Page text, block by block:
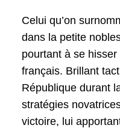
Celui qu’on
dans la petite
pourtant à se hisser
français. Brillant
République durant
stratégies
victoire, lui